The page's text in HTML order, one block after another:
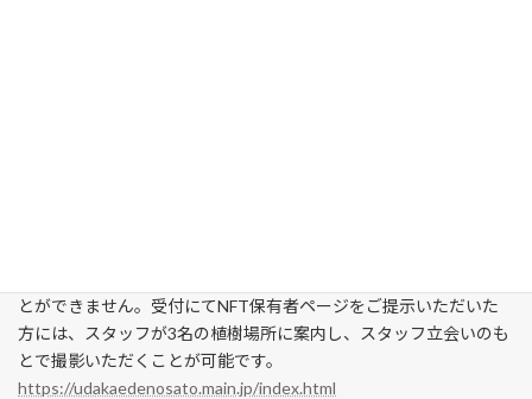
とができません。受付にてNFT保有者ページをご提示いただいた
方には、スタッフが3名の植樹場所に案内し、スタッフ立会いのも
とで撮影いただくことが可能です。
https://udakaedenosato.main.jp/index.html